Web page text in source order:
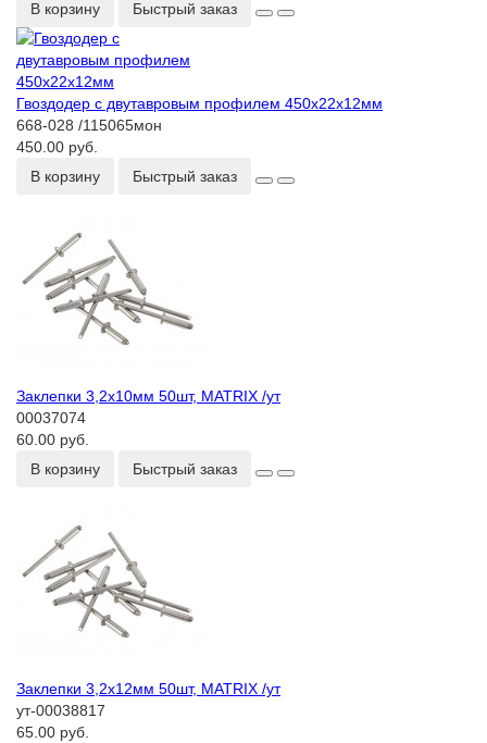
В корзину
Быстрый заказ
Гвоздодер с двутавровым профилем 450х22х12мм
668-028 /115065мон
450.00 руб.
В корзину
Быстрый заказ
Заклепки 3,2х10мм 50шт, MATRIX /ут
00037074
60.00 руб.
В корзину
Быстрый заказ
Заклепки 3,2х12мм 50шт, MATRIX /ут
ут-00038817
65.00 руб.